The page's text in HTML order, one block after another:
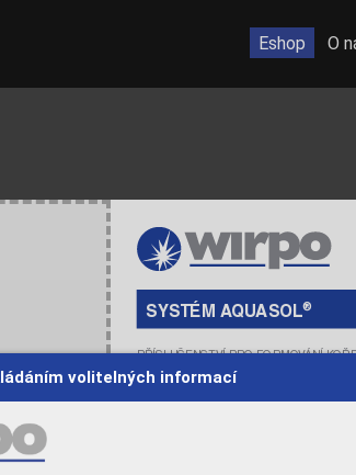
volitelných informací
SYSTÉM AQUASOL®
PŘÍSLUŠENSTVÍ PRO FORMOVÁNÍ K
Eshop O